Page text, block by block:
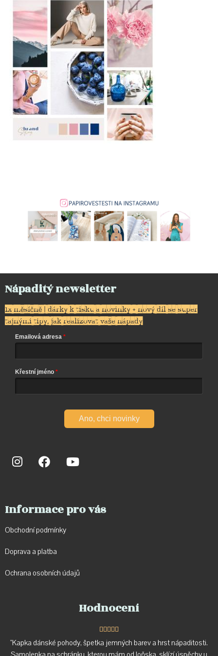
Nápaditý newsletter
1x měsíčně | dárky k tisku a novinky + nový díl se super
tajnými tipy, jak realizovat vaše nápady
Emailová adresa
Křestní jméno
Ano, chci novinky
Informace pro vás
Obchodní podmínky
Doprava a platba
Ochrana osobních údajů
Hodnocení

"Kapka dánské pohody, špetka jemných barev a hrst nápaditosti.